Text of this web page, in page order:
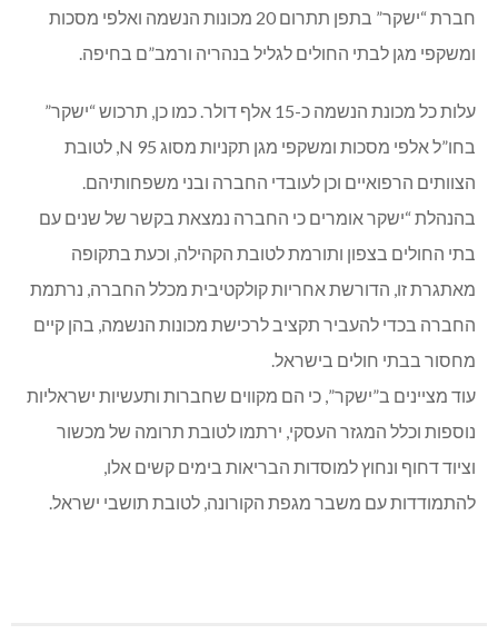
חברת “ישקר” בתפן תתרום 20 מכונות הנשמה ואלפי מסכות
ומשקפי מגן לבתי החולים לגליל בנהריה ורמב”ם בחיפה.
עלות כל מכונת הנשמה כ-15 אלף דולר. כמו כן, תרכוש “ישקר”
בחו”ל אלפי מסכות ומשקפי מגן תקניות מסוג 95 N, לטובת
הצוותים הרפואיים וכן לעובדי החברה ובני משפחותיהם.
בהנהלת “ישקר אומרים כי החברה נמצאת בקשר של שנים עם
בתי החולים בצפון ותורמת לטובת הקהילה, וכעת בתקופה
מאתגרת זו, הדורשת אחריות קולקטיבית מכלל החברה, נרתמת
החברה בכדי להעביר תקציב לרכישת מכונות הנשמה, בהן קיים
מחסור בבתי חולים בישראל.
עוד מציינים ב”ישקר”, כי הם מקווים שחברות ותעשיות ישראליות
נוספות וכלל המגזר העסקי, ירתמו לטובת תרומה של מכשור
וציוד דחוף ונחוץ למוסדות הבריאות בימים קשים אלו,
להתמודדות עם משבר מגפת הקורונה, לטובת תושבי ישראל.